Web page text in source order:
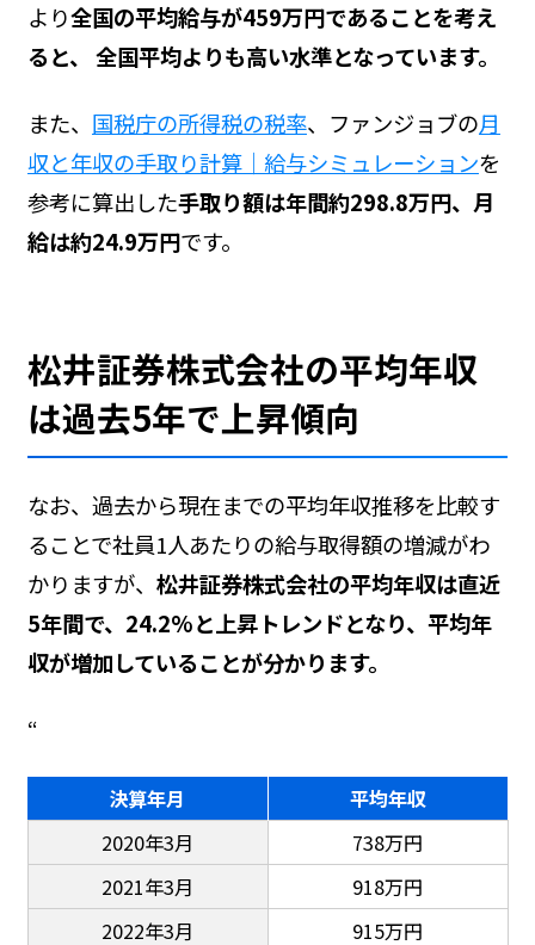
より全国の平均給与が459万円であることを考え
ると、 全国平均よりも高い水準となっています。
また、 国税庁の所得税の税率、ファンジョブの月
収と年収の手取り計算｜給与シミュレーションを
参考に算出した手取り額は年間約298.8万円、月
給は約24.9万円です。
松井証券株式会社の平均年収
は過去5年で上昇傾向
なお、過去から現在までの平均年収推移を比較す
ることで社員1人あたりの給与取得額の増減がわ
かりますが、 松井証券株式会社の平均年収は直近
5年間で、24.2%と上昇トレンドとなり、平均年
収が増加していることが分かります。
“
決算年月
平均年収
2020年3月
738万円
2021年3月
918万円
2022年3月
915万円